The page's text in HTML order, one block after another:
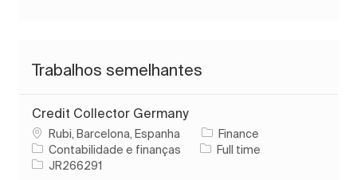
Trabalhos semelhantes
Credit Collector Germany
Localização
Rubi, Barcelona, Espanha
Finance
Categoria
Contabilidade e finanças Tipo de Trabalho
Full time
ID do trabalho
JR266291